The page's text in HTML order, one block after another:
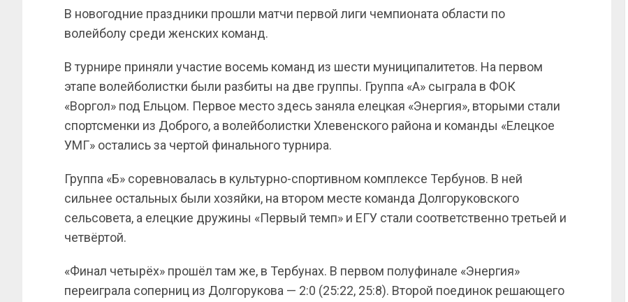
В новогодние праздники прошли матчи первой лиги чемпионата области по
волейболу среди женских команд.
В турнире приняли участие восемь команд из шести муниципалитетов. На первом
этапе волейболистки были разбиты на две группы. Группа «А» сыграла в ФОК
«Воргол» под Ельцом. Первое место здесь заняла елецкая «Энергия», вторыми стали
спортсменки из Доброго, а волейболистки Хлевенского района и команды «Елецкое
УМГ» остались за чертой финального турнира.
Группа «Б» соревновалась в культурно-спортивном комплексе Тербунов. В ней
сильнее остальных были хозяйки, на втором месте команда Долгоруковского
сельсовета, а елецкие дружины «Первый темп» и ЕГУ стали соответственно третьей и
четвёртой.
«Финал четырёх» прошёл там же, в Тербунах. В первом полуфинале «Энергия»
переиграла соперниц из Долгорукова — 2:0 (25:22, 25:8). Второй поединок решающего